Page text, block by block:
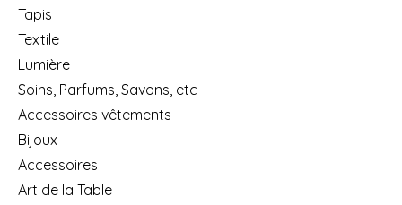
Tapis
Textile
Lumière
Soins, Parfums, Savons, etc
Accessoires vêtements
Bijoux
Accessoires
Art de la Table